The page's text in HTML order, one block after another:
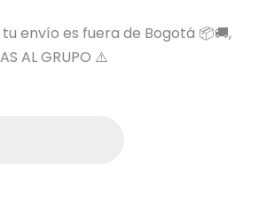
envío es fuera de Bogotá 📦🚚,
AL GRUPO ⚠️